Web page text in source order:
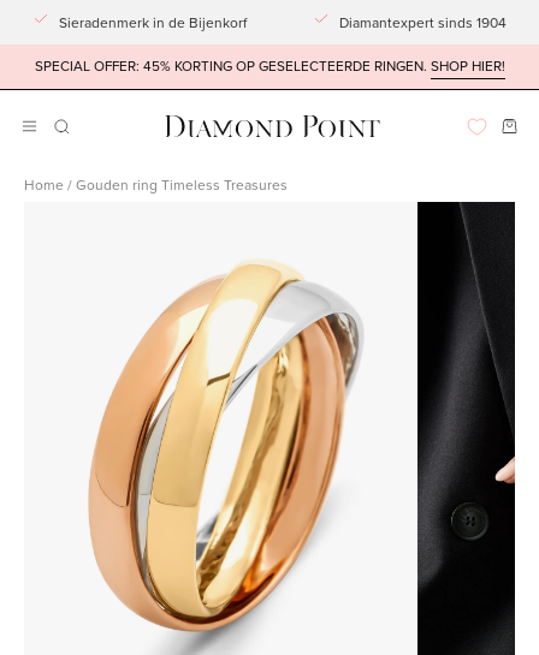
Doorgaan
naar
artikel
Sieradenmerk in de Bijenkorf Diamantexpert sinds 1904
SPECIAL OFFER: 45% KORTING OP GESELECTEERDE RINGEN. SHOP HIER!
Navigatiemenu
ZOEKBALK
Home /Gouden ring Timeless Treasures
openen